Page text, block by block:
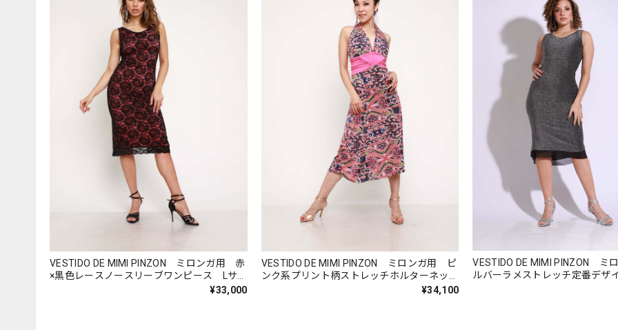
VESTIDO DE MIMI PINZON ミロンガ用 赤
×黒色レースノースリーブワンピース Lサ
¥33,000
VESTIDO DE MIMI PINZON ミロンガ用 ピ
ンク系プリント柄ストレッチホルターネック
¥34,100
VESTIDO DE MIMI PINZON ミ
ルバーラメストレッチ定番デザ